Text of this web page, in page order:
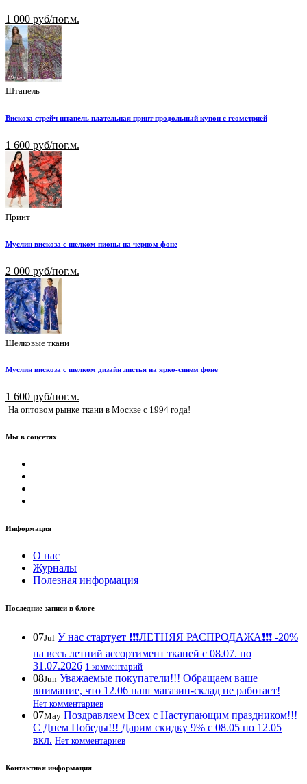
1 000 руб/пог.м.
Штапель
Вискоза стрейч штапель плательная принт продольный купон с геометрией
1 600 руб/пог.м.
Принт
Муслин вискоза с шелком пионы на черном фоне
2 000 руб/пог.м.
Шелковые ткани
Муслин вискоза с шелком дизайн листья на ярко-синем фоне
1 600 руб/пог.м.
На оптовом рынке ткани в Москве с 1994 года!
Мы в соцсетях
Информация
О нас
Журналы
Полезная информация
Последние записи в блоге
07Jul У нас стартует ❗️❗️❗️ЛЕТНЯЯ РАСПРОДАЖА❗️❗️❗️ -20%
на весь летний ассортимент тканей с 08.07. по
31.07.2026 1 комментарий
08Jun Уважаемые покупатели!!! Обращаем ваше
внимание, что 12.06 наш магазин-склад не работает!
Нет комментариев
07May Поздравляем Всех с Наступающим праздником!!!
С Днем Победы!!! Дарим скидку 9% с 08.05 по 12.05
вкл. Нет комментариев
Контактная информация